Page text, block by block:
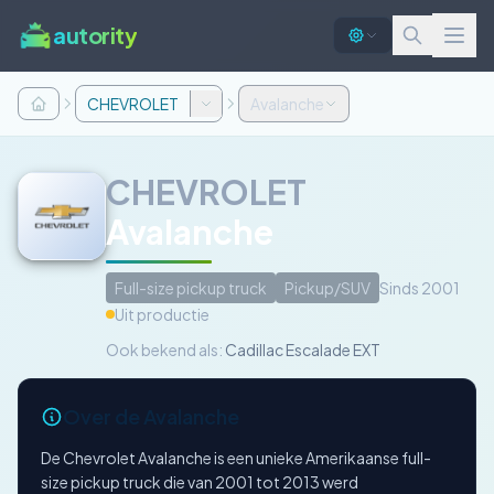
autority
CHEVROLET Avalanche
CHEVROLET
Avalanche
Full-size pickup truck Pickup/SUV Sinds 2001
Uit productie
Ook bekend als: Cadillac Escalade EXT
De Chevrolet Avalanche is een unieke Amerikaanse full-
size pickup truck die van 2001 tot 2013 werd